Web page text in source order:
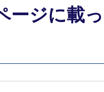
ージに載